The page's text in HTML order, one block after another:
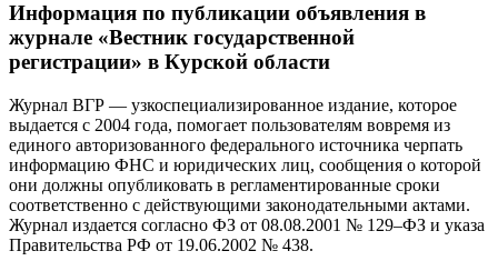
Информация по публикации объявления в
журнале «Вестник государственной
регистрации» в Курской области
Журнал ВГР — узкоспециализированное издание, которое
выдается с 2004 года, помогает пользователям вовремя из
единого авторизованного федерального источника черпать
информацию ФНС и юридических лиц, сообщения о которой
они должны опубликовать в регламентированные сроки
соответственно с действующими законодательными актами.
Журнал издается согласно ФЗ от 08.08.2001 № 129–ФЗ и указа
Правительства РФ от 19.06.2002 № 438.